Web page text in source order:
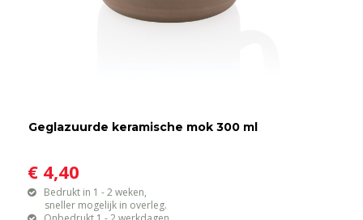
Geglazuurde keramische mok 300 ml
€ 4,40
Bedrukt in 1 - 2 weken,
sneller mogelijk in overleg.